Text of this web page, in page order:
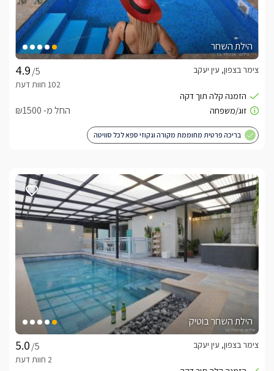
הילת השחר
/5
צימר בצפון, עין יעקב
החל מ- ₪1500
בריכה פרטית מחוממת מקורה וגקוזי ספא לכל סוויטה
הילת השחר בוטיק
/5
צימר בצפון, עין יעקב